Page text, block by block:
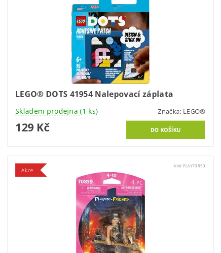
LEGO® DOTS 41954 Nalepovací záplata
Skladem prodejna(1 ks) Značka: LEGO®
129 Kč
Akce
Kód: PLAY70859